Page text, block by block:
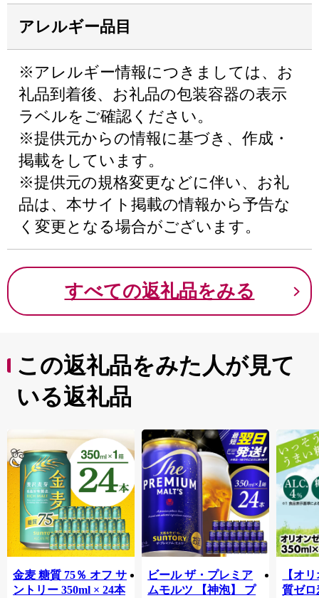
アレルギー品目
※アレルギー情報につきましては、お
礼品到着後、お礼品の包装容器の表示
ラベルをご確認ください。
※提供元からの情報に基づき、作成・
掲載をしています。
※提供元の規格変更などに伴い、お礼
品は、本サイト掲載の情報から予告な
く変更となる場合がございます。
すべての返礼品をみる
この返礼品をみた人が見て
いる返礼品
金麦 糖質 75％ オフ サ
ントリー 350ml × 24本
ビール ザ・プレミア
ムモルツ 【神泡】 プ
【オ
質ゼロ